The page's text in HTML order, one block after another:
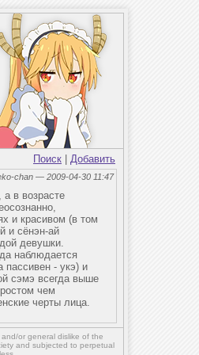
Поиск Добавить
chan — 2009-04-30 11:47
в возрасте
и красивом (в том
и сёнэн-ай
девушки.
наблюдается
пассивен - укэ) и
сэмэ всегда выше
чем
черты лица.
and/or general dislike of the
and subjected to perpetual